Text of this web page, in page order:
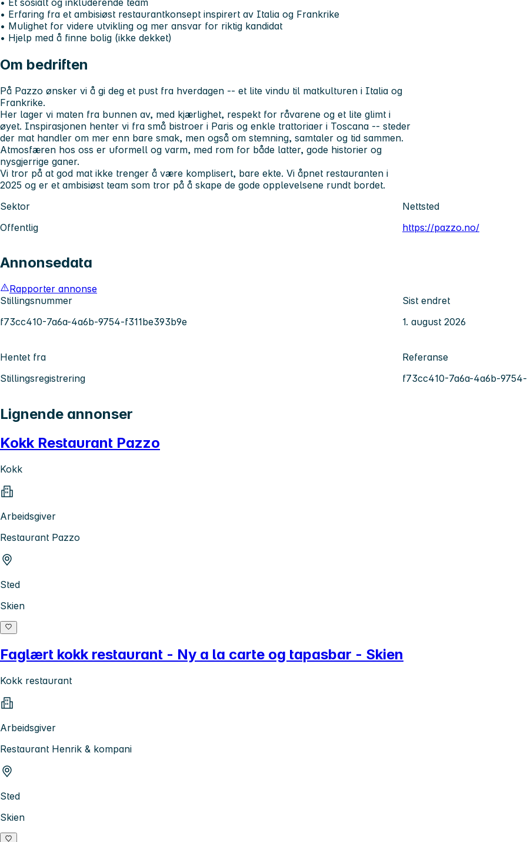
• Erfaring fra et ambisiøst restaurantkonsept inspirert av Italia og Frankrike
• Mulighet for videre utvikling og mer ansvar for riktig kandidat
• Hjelp med å finne bolig (ikke dekket)
Om bedriften
På Pazzo ønsker vi å gi deg et pust fra hverdagen -- et lite vindu til matkulturen i Italia og
Frankrike.
Her lager vi maten fra bunnen av, med kjærlighet, respekt for råvarene og et lite glimt i
øyet. Inspirasjonen henter vi fra små bistroer i Paris og enkle trattoriaer i Toscana -- steder
der mat handler om mer enn bare smak, men også om stemning, samtaler og tid sammen.
Atmosfæren hos oss er uformell og varm, med rom for både latter, gode historier og
nysgjerrige ganer.
Vi tror på at god mat ikke trenger å være komplisert, bare ekte. Vi åpnet restauranten i
2025 og er et ambisiøst team som tror på å skape de gode opplevelsene rundt bordet.
Sektor
Offentlig
Nettsted
https://pazzo.no/
Annonsedata
Rapporter annonse
Stillingsnummer
f73cc410-7a6a-4a6b-9754-f311be393b9e
Sist endret
1. august 2026
Hentet fra
Stillingsregistrering
Referanse
f73cc410-7a6a-4a6b-
Lignende annonser
Kokk Restaurant Pazzo
Kokk
Arbeidsgiver
Restaurant Pazzo
Sted
Skien
Faglært kokk restaurant - Ny a la carte og tapasbar - Skien
Kokk restaurant
Arbeidsgiver
Restaurant Henrik & kompani
Sted
Skien